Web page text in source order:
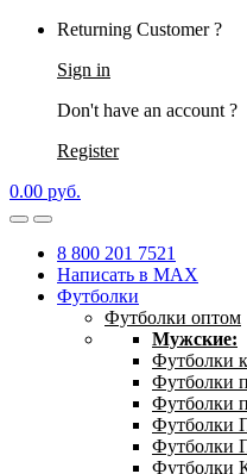
Returning Customer ?
Sign in
Don't have an account ?
Register
0.00 руб.
8 800 201 7521
Написать в MAX
Футболки
Футболки оптом
Мужские:
Футболки
Футболки
Футболки
Футболки
Футболки
Футболки